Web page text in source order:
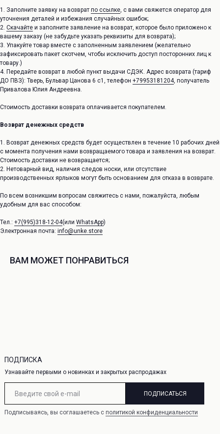
1. Заполните заявку на возврат по ссылке, с вами свяжется оператор для
уточнения деталей и избежания случайных ошибок;
2. Скачайте и заполните заявление на возврат, которое было приложено к
вашему заказу (не забудьте указать реквизиты для возврата);
3. Упакуйте товар вместе с заполненным заявлением (желательно
зафиксировать пакет скотчем, чтобы исключить доступ посторонних лиц к
товару.)
4. Передайте возврат в любой пункт выдачи СДЭК. Адрес возврата (тариф
ДО ПВЗ): Тверь, Бульвар Цанова 6 с1, телефон +79953181204, получатель
Привалова Юлия Андреевна.
Стоимость доставки возврата оплачивается покупателем.
Возврат денежных средств
1. Возврат денежных средств будет осуществлен в течение 10 рабочих дней
с момента получения нами возвращаемого товара и заявления на возврат.
Стоимость доставки не возвращается;
2. Нетоварный вид, наличия следов носки, или отсутствие
производственных ярлыков могут быть основанием для отказа в возврате.
По всем возникшим вопросам свяжитесь с нами, пожалуйста, любым
удобным для вас способом:
Тел.: +7(995)318-12-04(или WhatsApp)
Электронная почта: info@unke.store
ВАМ МОЖЕТ ПОНРАВИТЬСЯ
Перейти в каталог
Новинки
О бренде
Контакты
ПОДПИСАТЬСЯ
info@unke.store
Подписываясь, вы соглашаетесь с политикой конфиденциальности
ПОДПИСКА
Узнавайте первыми о новинках и закрытых распродажах